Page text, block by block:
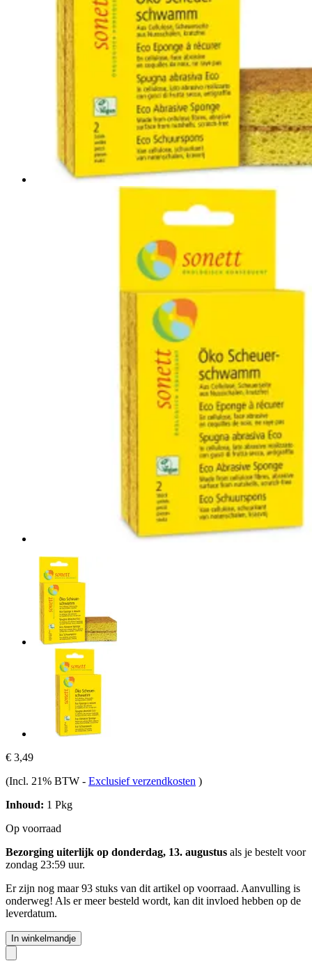
€ 3,49
(Incl. 21% BTW - Exclusief verzendkosten )
Inhoud: 1 Pkg
Op voorraad
Bezorging uiterlijk op donderdag, 13. augustus als je bestelt voor
zondag 23:59 uur.
Er zijn nog maar 93 stuks van dit artikel op voorraad. Aanvulling is
onderweg! Als er meer besteld wordt, kan dit invloed hebben op de
leverdatum.
In winkelmandje